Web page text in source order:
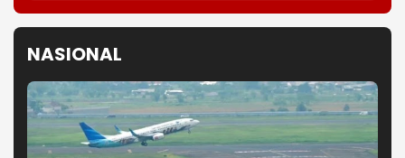
NASIONAL